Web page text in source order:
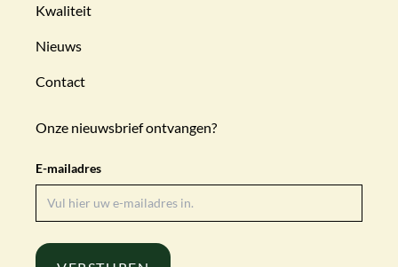
Kwaliteit
Nieuws
Contact
Onze nieuwsbrief ontvangen?
E-mailadres